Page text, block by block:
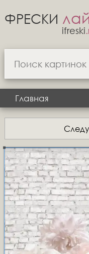
ФРЕСКИ
ifreski
Главная